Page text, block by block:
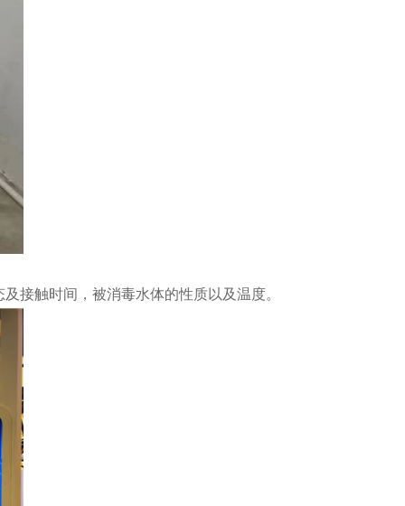
触时间，被消毒水体的性质以及温度。